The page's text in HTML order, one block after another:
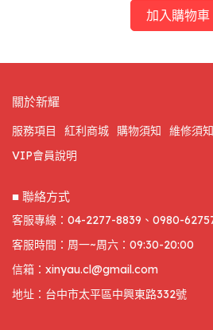
加入購物車
關於新耀
服務項目 紅利商城 購物須知 維修須知
VIP會員說明
■ 聯絡方式
客服專線：04-2277-8839、0980-
客服時間：周一~周六：09:30-20:00
信箱：xinyau.cl@gmail.com
地址：台中市太平區中興東路332號